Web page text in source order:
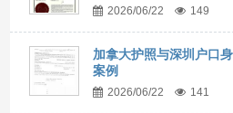
2026/06/22 149
加拿大护照与深圳户口
案例
2026/06/22 141